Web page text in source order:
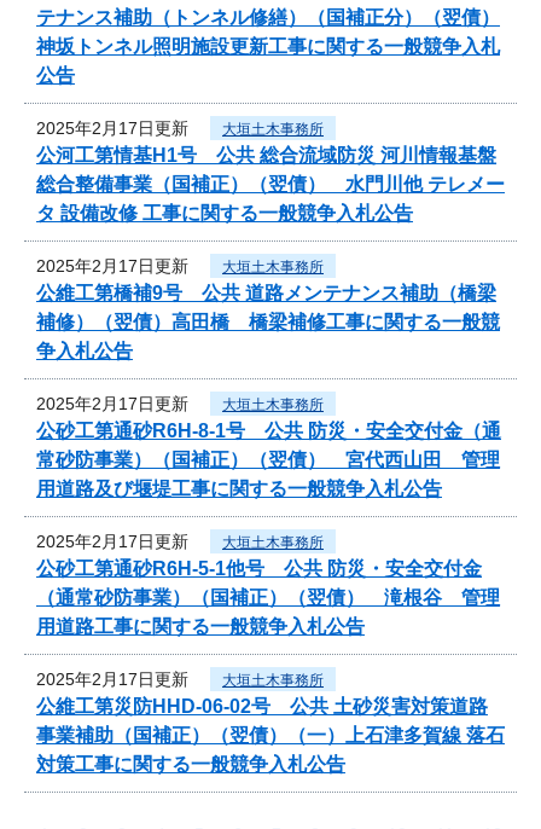
テナンス補助（トンネル修繕）（国補正分）（翌債）
神坂トンネル照明施設更新工事に関する一般競争入札
公告
2025年2月17日更新 大垣土木事務所
公河工第情基H1号 公共 総合流域防災 河川情報基盤
総合整備事業（国補正）（翌債） 水門川他 テレメー
タ 設備改修 工事に関する一般競争入札公告
2025年2月17日更新 大垣土木事務所
公維工第橋補9号 公共 道路メンテナンス補助（橋梁
補修）（翌債）高田橋 橋梁補修工事に関する一般競
争入札公告
2025年2月17日更新 大垣土木事務所
公砂工第通砂R6H-8-1号 公共 防災・安全交付金（通
常砂防事業）（国補正）（翌債） 宮代西山田 管理
用道路及び堰堤工事に関する一般競争入札公告
2025年2月17日更新 大垣土木事務所
公砂工第通砂R6H-5-1他号 公共 防災・安全交付金
（通常砂防事業）（国補正）（翌債） 滝根谷 管理
用道路工事に関する一般競争入札公告
2025年2月17日更新 大垣土木事務所
公維工第災防HHD-06-02号 公共 土砂災害対策道路
事業補助（国補正）（翌債）（一）上石津多賀線 落石
対策工事に関する一般競争入札公告